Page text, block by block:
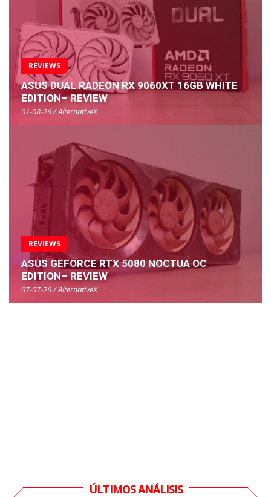
REVIEWS
ASUS DUAL RADEON RX 9060XT 16GB WHITE
EDITION– REVIEW
01-08-26 / AlternativeX
REVIEWS
ASUS GEFORCE RTX 5080 NOCTUA OC
EDITION– REVIEW
07-07-26 / AlternativeX
ÚLTIMOS ANÁLISIS